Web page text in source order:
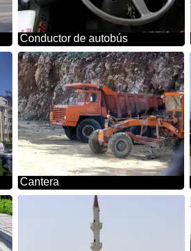
Conductor de autobús
Cantera